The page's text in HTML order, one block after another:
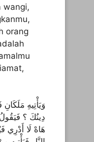
wangi,
orang
وَيَأْتِيهِ
دِينُكَ ؟
هَاهْ لَا أَدْرِي